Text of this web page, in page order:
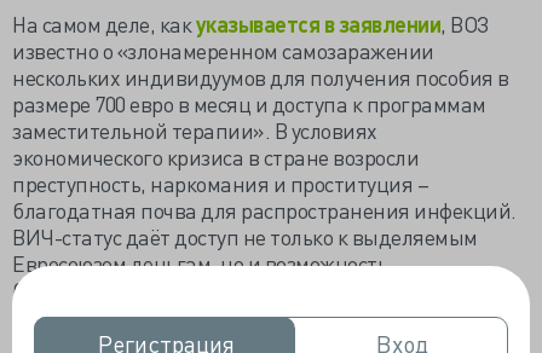
Регистрация
Регистрация Вход
Вход
На самом деле, какуказывается в заявлении, ВОЗ
известно о «злонамеренном самозаражении
нескольких индивидуумов для получения пособия в
размере 700 евро в месяц и доступа к программам
заместительной терапии». В условиях
экономического кризиса в стране возросли
преступность, наркомания и проституция –
благодатная почва для распространения инфекций.
ВИЧ-статус даёт доступ не только к выделяемым
Евросоюзом деньгам, но и возможность
безотлагательного начала специфической терапии,
что глубоко «параллельно» заражённым со «дна